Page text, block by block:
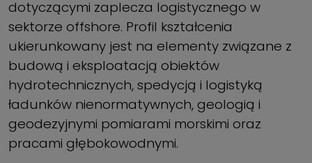
dotyczącymi zaplecza logistycznego w
sektorze offshore. Profil kształcenia
ukierunkowany jest na elementy związane z
budową i eksploatacją obiektów
hydrotechnicznych, spedycją i logistyką
ładunków nienormatywnych, geologią i
geodezyjnymi pomiarami morskimi oraz
pracami głębokowodnymi.